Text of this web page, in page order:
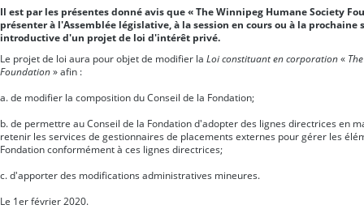
Il est par les présentes donné avis que « The Winnipeg Humane Society
présenter à l'Assemblée législative, à la session en cours ou à la prochaine
introductive d'un projet de loi d'intérêt privé.
Le projet de loi aura pour objet de modifier la Loi constituant en corporation «
Foundation » afin :
a. de modifier la composition du Conseil de la Fondation;
b. de permettre au Conseil de la Fondation d'adopter des lignes directrices en
retenir les services de gestionnaires de placements externes pour gérer les
Fondation conformément à ces lignes directrices;
c. d'apporter des modifications administratives mineures.
Le 1er février 2020.